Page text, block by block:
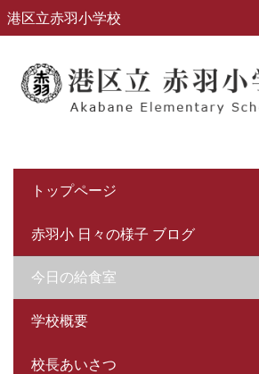
港区立赤羽小学校
トップページ
赤羽小 日々の様子 ブログ
今日の給食室
学校概要
校長あいさつ